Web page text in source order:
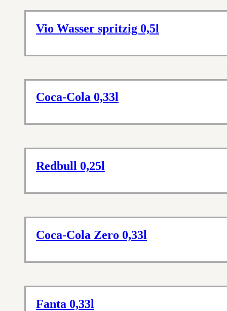
Vio Wasser spritzig 0,5l
Coca-Cola 0,33l
Redbull 0,25l
Coca-Cola Zero 0,33l
Fanta 0,33l